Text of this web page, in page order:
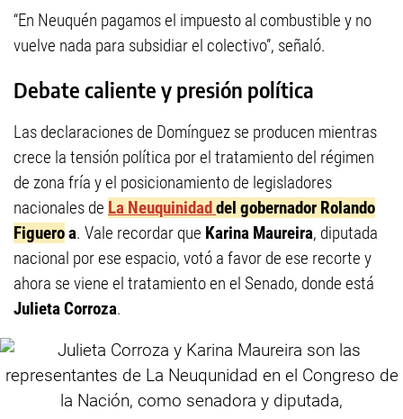
“En Neuquén pagamos el impuesto al combustible y no
vuelve nada para subsidiar el colectivo”, señaló.
Debate caliente y presión política
Las declaraciones de Domínguez se producen mientras
crece la tensión política por el tratamiento del régimen
de zona fría y el posicionamiento de legisladores
nacionales de La Neuquinidaddel gobernador Rolando
Figueroa. Vale recordar que Karina Maureira, diputada
nacional por ese espacio, votó a favor de ese recorte y
ahora se viene el tratamiento en el Senado, donde está
Julieta Corroza.